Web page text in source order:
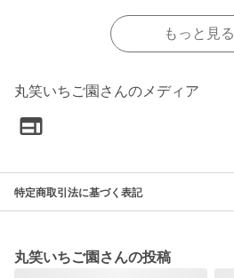
もっと見る
丸笑いちご園さんのメディア
特定商取引法に基づく表記
丸笑いちご園さんの投稿